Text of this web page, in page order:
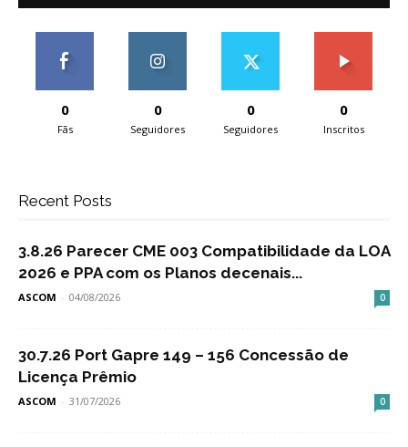
0
Fãs
0
Seguidores
0
Seguidores
0
Inscritos
Recent Posts
3.8.26 Parecer CME 003 Compatibilidade da LOA
2026 e PPA com os Planos decenais...
ASCOM - 04/08/2026 0
30.7.26 Port Gapre 149 – 156 Concessão de
Licença Prêmio
ASCOM - 31/07/2026 0